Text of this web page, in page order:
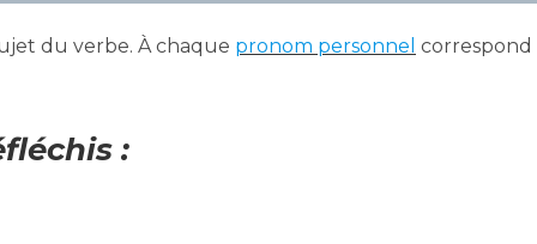
du verbe. À chaque pronom personnel correspond
: